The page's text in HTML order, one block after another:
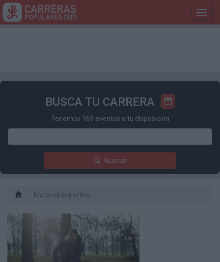
BUSCA TU CARRERA
Tenemos 169 eventos a tu disposición
Buscar
Material deportivo